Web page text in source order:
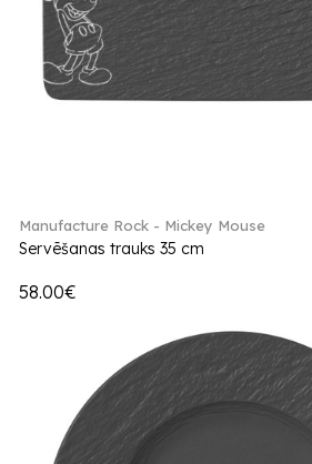
Manufacture Rock - Mickey Mouse
Servēšanas trauks 35 cm
58.00€